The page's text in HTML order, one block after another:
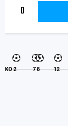
0
KO2 78 12